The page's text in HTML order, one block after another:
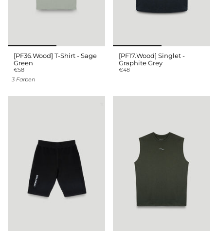
[PF36.Wood] T-Shirt - Sage
Green
€58
3 Farben
[PF17.Wood] Singlet -
Graphite Grey
€48